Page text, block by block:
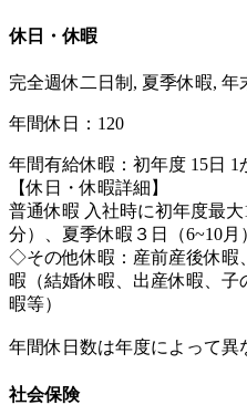
休日・休暇
完全週休二日制, 夏季休暇, 年
年間休日：120
年間有給休暇：初年度 15日 1
【休日・休暇詳細】
普通休暇 入社時に初年度最
分）、夏季休暇３日（6~10月
◇その他休暇：産前産後休暇
暇（結婚休暇、出産休暇、
暇等）
年間休日数は年度によって異
社会保険